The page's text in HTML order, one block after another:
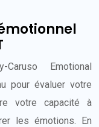
Emotional
pour évaluer votre
votre capacité à
les émotions. En